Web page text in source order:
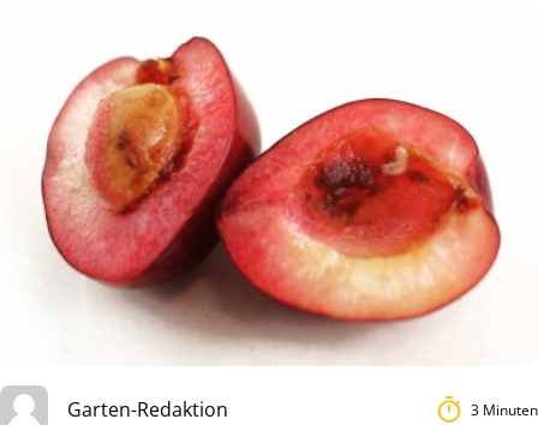
Garten-Redaktion 3 Minuten